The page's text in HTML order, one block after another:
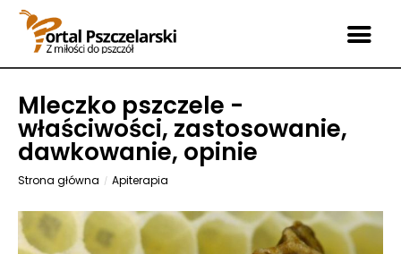
Mleczko pszczele -
właściwości, zastosowanie,
dawkowanie, opinie
Strona główna Apiterapia